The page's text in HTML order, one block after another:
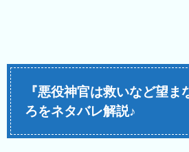
『悪役神官は救いなど望ま
ろをネタバレ解説♪